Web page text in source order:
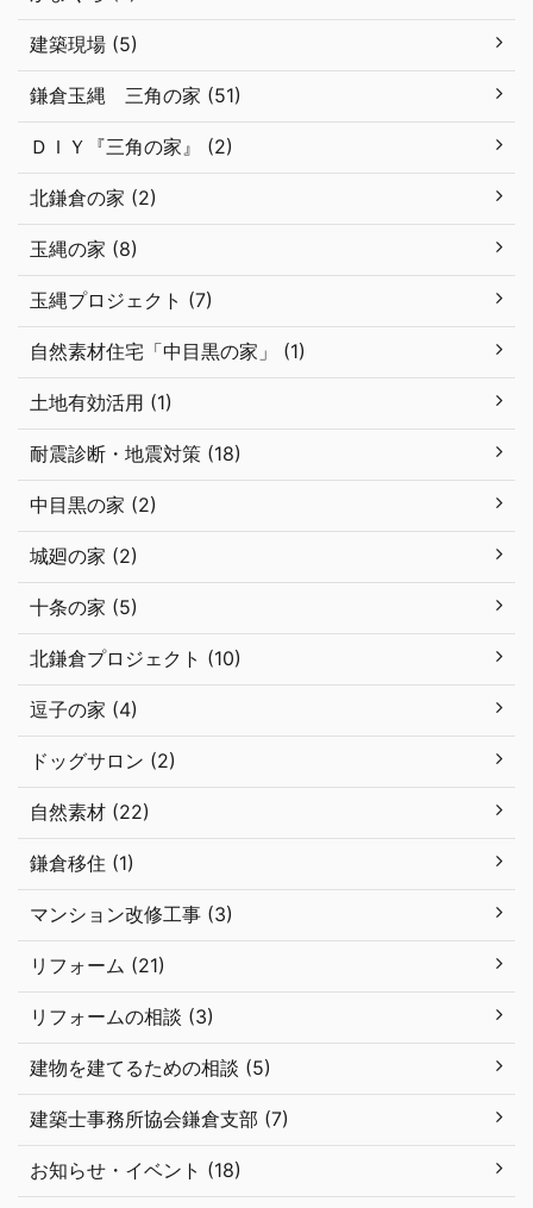
建築現場 (5)
鎌倉玉縄 三角の家 (51)
ＤＩＹ『三角の家』 (2)
北鎌倉の家 (2)
玉縄の家 (8)
玉縄プロジェクト (7)
自然素材住宅「中目黒の家」 (1)
土地有効活用 (1)
耐震診断・地震対策 (18)
中目黒の家 (2)
城廻の家 (2)
十条の家 (5)
北鎌倉プロジェクト (10)
逗子の家 (4)
ドッグサロン (2)
自然素材 (22)
鎌倉移住 (1)
マンション改修工事 (3)
リフォーム (21)
リフォームの相談 (3)
建物を建てるための相談 (5)
建築士事務所協会鎌倉支部 (7)
お知らせ・イベント (18)